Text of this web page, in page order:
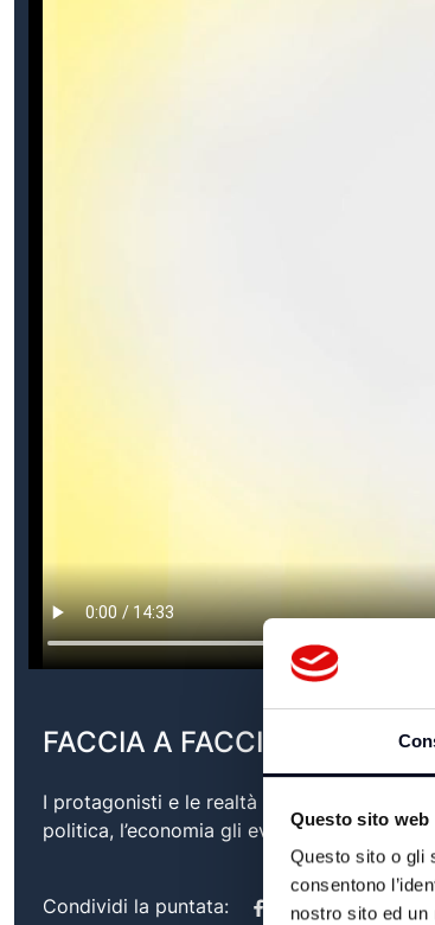
Questo sito
Questo sito o gli
consentono
nostro sito ed un
FACCIA A FACCIA CON
I protagonisti e le realtà del nostro
politica, l’economia gli eventi e le
Condividi la puntata: